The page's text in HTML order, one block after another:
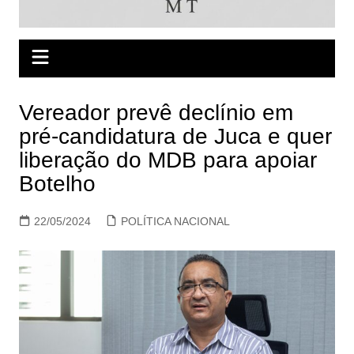
Vereador prevê declínio em
pré-candidatura de Juca e quer
liberação do MDB para apoiar
Botelho
22/05/2024 POLÍTICA NACIONAL